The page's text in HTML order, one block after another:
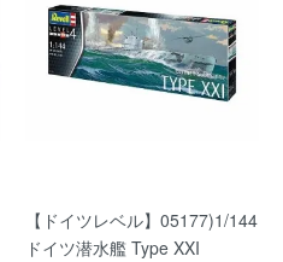
【ドイツレベル】05177)1/144
ドイツ潜水艦 Type XXI